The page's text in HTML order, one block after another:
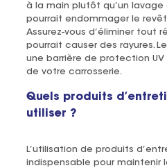
à la main plutôt qu’un lavage
pourrait endommager le
Assurez-vous d’éliminer tout
pourrait causer des rayures.
une barrière de protection
de votre carrosserie.
Quels produits
utiliser ?
L’utilisation de produits
indispensable pour maintenir